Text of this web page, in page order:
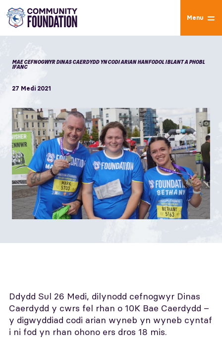
Menu
MAE CEFNOGWYR DINAS CAERDYDD YN CODI ARIAN HANFODOL I BLANT A PHOBL
IFANC
27 Medi 2021
Ddydd Sul 26 Medi, dilynodd cefnogwyr Dinas
Caerdydd y cwrs fel rhan o 10K Bae Caerdydd –
y digwyddiad codi arian wyneb yn wyneb cyntaf
i ni fod yn rhan ohono ers dros 18 mis.